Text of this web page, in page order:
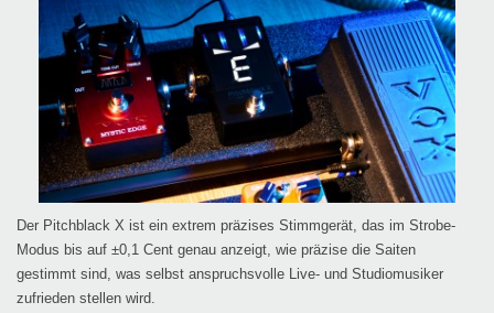
Der Pitchblack X ist ein extrem präzises Stimmgerät, das im Strobe-
Modus bis auf ±0,1 Cent genau anzeigt, wie präzise die Saiten
gestimmt sind, was selbst anspruchsvolle Live- und Studiomusiker
zufrieden stellen wird.